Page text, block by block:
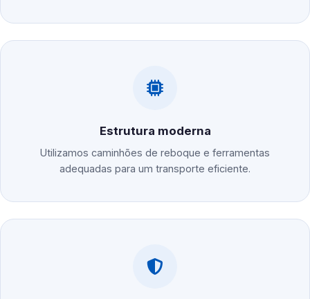
Estrutura moderna
Utilizamos caminhões de reboque e ferramentas
adequadas para um transporte eficiente.